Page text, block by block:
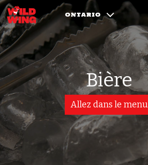
ONTARIO
Bière
Allez dans le menu